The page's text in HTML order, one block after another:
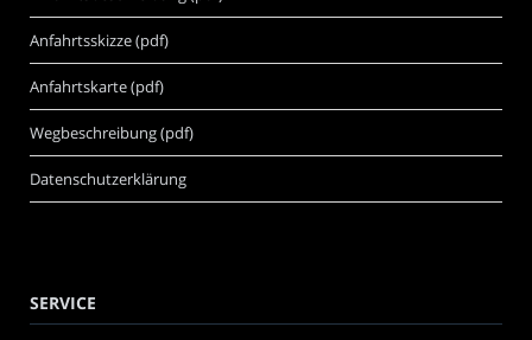
Anfahrtsskizze (pdf)
Anfahrtskarte (pdf)
Wegbeschreibung (pdf)
Datenschutzerklärung
SERVICE